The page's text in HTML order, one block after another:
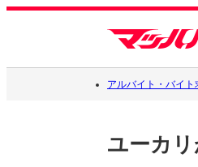
アルバイト・バイト
ユーカ